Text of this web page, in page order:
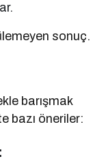
sonuç.
barışmak
bazı öneriler: